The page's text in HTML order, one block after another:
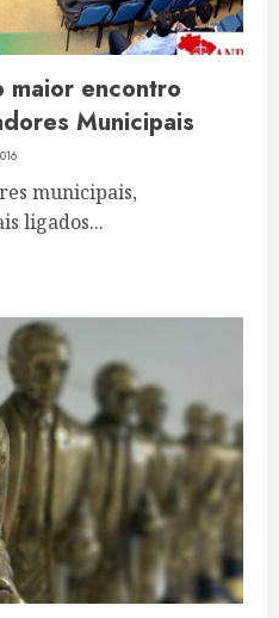
encontro
Municipais
municipais,
ligados...